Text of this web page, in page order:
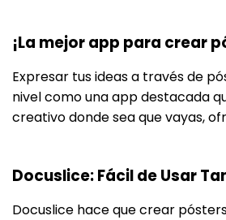
¡La mejor app para crear
Expresar tus ideas a través de
nivel como una app destacada
creativo donde sea que vayas,
Docuslice: Fácil de Usar
Docuslice hace que crear